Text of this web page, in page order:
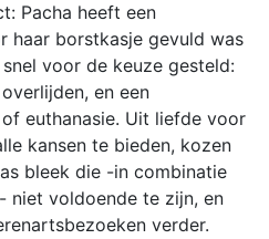
Pacha heeft een
haar borstkasje gevuld was
voor de keuze gesteld:
en een
euthanasie. Uit liefde voor
kansen te bieden, kozen
bleek die -in combinatie
niet voldoende te zijn, en
verder.